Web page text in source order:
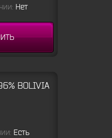
Нет
BOLIVIA
Есть